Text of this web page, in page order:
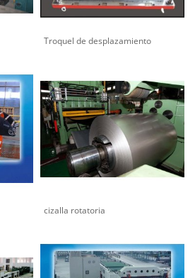
Troquel de desplazamiento
cizalla rotatoria